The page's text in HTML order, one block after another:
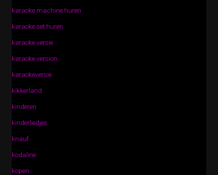
karaoke machine huren
karaoke set huren
karaoke versie
karaoke version
karaokeversie
kikkerland
kinderen
kinderliedjes
knauf
kodaline
kopen